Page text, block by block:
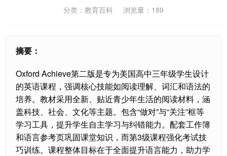
分类： 教育百科 浏览量：189
摘要：
Oxford Achieve第二版是专为美国高中三年级学生设计
的英语课程，强调核心技能如阅读理解、词汇和语法的
培养。教材采用全新、贴近青少年生活的阅读材料，涵
盖科技、社会、文化等主题。包含“做对”与“关注”框等
学习工具，提升学生自主学习与纠错能力。配套工作簿
和语言参考页巩固课堂知识，而第3级课程强化考试技
巧训练。课程整体目标在于全面提升语言能力，助力学